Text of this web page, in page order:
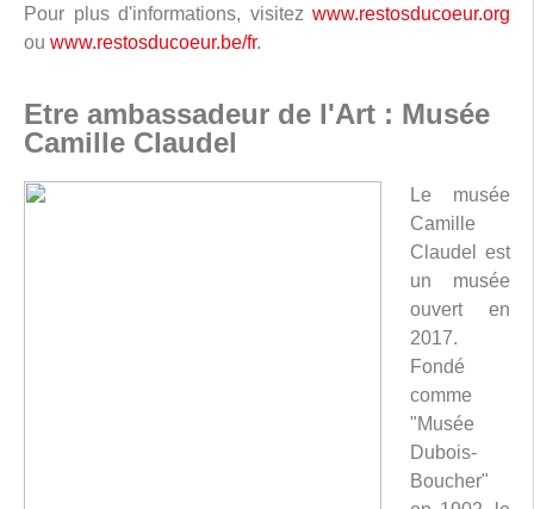
Pour plus d'informations, visitez www.restosducoeur.org
ou www.restosducoeur.be/fr.
Etre ambassadeur de l'Art : Musée
Camille Claudel
Le musée
Camille
Claudel est
un musée
ouvert en
2017.
Fondé
comme
"Musée
Dubois-
Boucher"